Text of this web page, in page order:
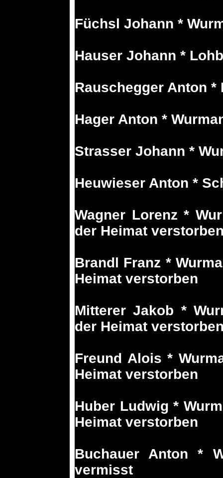
Füchsl Johann *
Hauser Johann *
Rauschegger Anton *
Hager Anton *
Strasser Johann *
Heuwieser Anton *
Wagner Lorenz *
der Heimat
Brandl Franz *
Heimat verstorben
Mitterer Jakob *
der Heimat
Freund Alois *
Heimat verstorben
Huber Ludwig *
Heimat verstorben
Buchauer Anton *
vermisst